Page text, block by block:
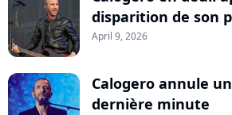
disparition de son
April 9, 2026
Calogero annule
dernière minute